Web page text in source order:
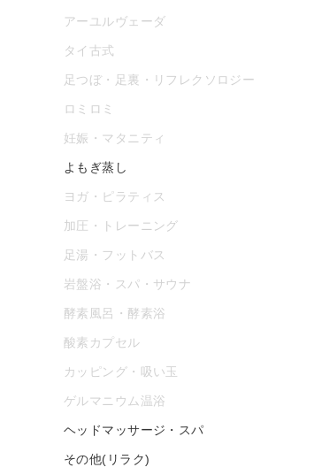
アーユルヴェーダ
タイ古式
足つぼ・足裏・リフレクソロジー
ロミロミ
妊娠・マタニティ
よもぎ蒸し
ヨガ・ピラティス
加圧・トレーニング
足湯・フットバス
岩盤浴・スパ・サウナ
酵素風呂・酵素浴
酸素カプセル
カッピング・吸い玉
ゲルマニウム温浴
ヘッドマッサージ・スパ
その他(リラク)